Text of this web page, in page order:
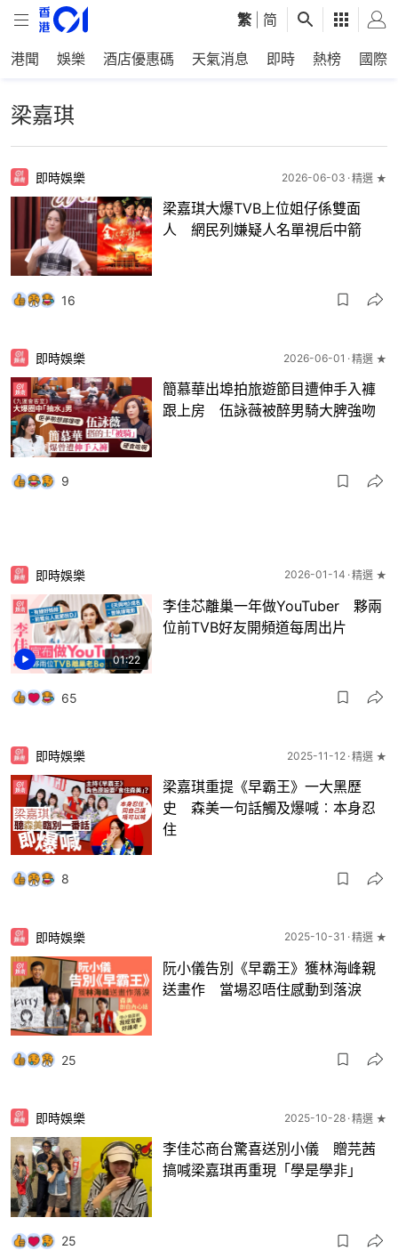
繁 简
港聞 娛樂 酒店優惠碼 天氣消息 即時 熱榜 國際
梁嘉琪
即時娛樂 2026-06-03 精選 ★
梁嘉琪大爆TVB上位姐仔係雙面
人 網民列嫌疑人名單視后中箭
16
即時娛樂 2026-06-01 精選 ★
簡慕華出埠拍旅遊節目遭伸手入褲
跟上房 伍詠薇被醉男騎大脾強吻
9
01:22
即時娛樂 2026-01-14 精選 ★
李佳芯離巢一年做YouTuber 夥兩
位前TVB好友開頻道每周出片
65
即時娛樂 2025-11-12 精選 ★
梁嘉琪重提《早霸王》一大黑歷
史 森美一句話觸及爆喊︰本身忍
住
8
即時娛樂 2025-10-31 精選 ★
阮小儀告別《早霸王》獲林海峰親
送畫作 當場忍唔住感動到落淚
25
即時娛樂 2025-10-28 精選 ★
李佳芯商台驚喜送別小儀 贈芫茜
搞喊梁嘉琪再重現「學是學非」
25